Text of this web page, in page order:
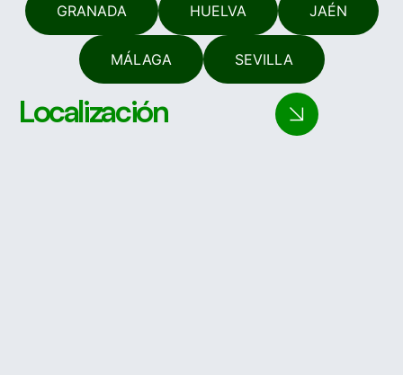
GRANADA HUELVA JAÉN
MÁLAGA SEVILLA
Localización